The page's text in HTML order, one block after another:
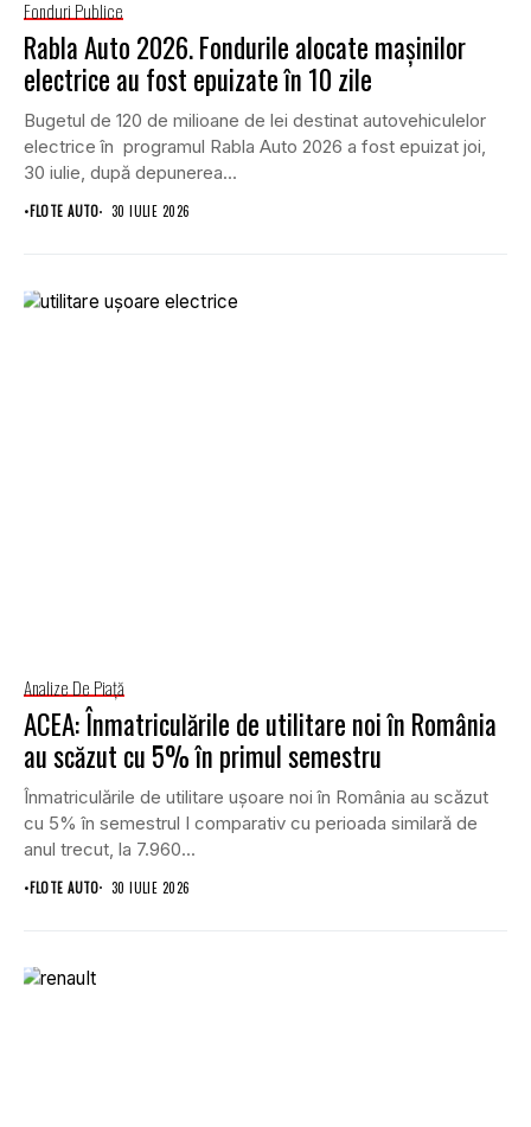
Fonduri Publice
Rabla Auto 2026. Fondurile alocate mașinilor
electrice au fost epuizate în 10 zile
Bugetul de 120 de milioane de lei destinat autovehiculelor
electrice în programul Rabla Auto 2026 a fost epuizat joi,
30 iulie, după depunerea...
•FLOTE AUTO 30 IULIE 2026
Analize De Piață
ACEA: Înmatriculările de utilitare noi în România
au scăzut cu 5% în primul semestru
Înmatriculările de utilitare ușoare noi în România au scăzut
cu 5% în semestrul I comparativ cu perioada similară de
anul trecut, la 7.960...
•FLOTE AUTO 30 IULIE 2026